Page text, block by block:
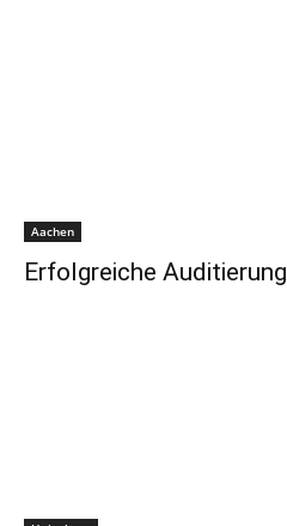
Aachen
Erfolgreiche Auditierung